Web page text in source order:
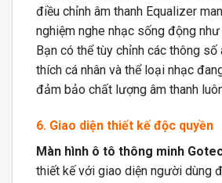
điều chỉnh âm thanh Equalizer
nghiệm nghe nhạc sống động
Bạn có thể tùy chỉnh các thông
thích cá nhân và thể loại nhạc
đảm bảo chất lượng âm thanh
6. Giao diện thiết kế độc quyền
Màn hình ô tô thông minh
thiết kế với giao diện người dùng